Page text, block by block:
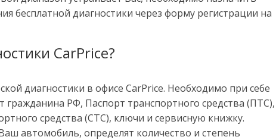
бесплатной диагностики через форму регистрации на
CarPrice?
диагностики в офисе CarPrice. Необходимо при себе
РФ, Паспорт транспортного средства (ПТС),
средства (СТС), ключи и сервисную книжку.
автомобиль, определят количество и степень